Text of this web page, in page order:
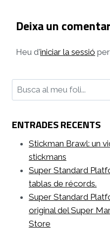
Deixa un
Heu d'iniciar la sessió
Cerca
ENTRADES RECENTS
Stickman Brawl: un
stickmans
Super Standard
tablas de récords.
Super Standard
original del Super
Store